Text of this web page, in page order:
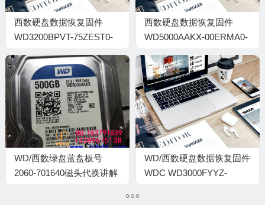
西数硬盘数据恢复固件
WD3200BPVT-75ZEST0-
WX41A90W1480-
00150026
西数硬盘数据恢复固件
WD5000AAKX-00ERMA0-
WMC2E6477154-
0005001E
WD/西数绿盘蓝盘板号
2060-701640磁头代换讲解
WD/西数硬盘数据恢复固件
WDC WD3000FYYZ-